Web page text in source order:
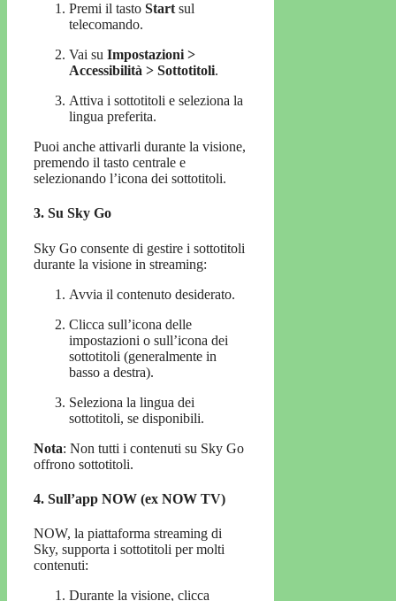
Premi il tasto Start sul
telecomando.
Vai su Impostazioni >
Accessibilità > Sottotitoli.
Attiva i sottotitoli e seleziona la
lingua preferita.
Puoi anche attivarli durante la visione,
premendo il tasto centrale e
selezionando l’icona dei sottotitoli.
3. Su Sky Go
Sky Go consente di gestire i sottotitoli
durante la visione in streaming:
Avvia il contenuto desiderato.
Clicca sull’icona delle
impostazioni o sull’icona dei
sottotitoli (generalmente in
basso a destra).
Seleziona la lingua dei
sottotitoli, se disponibili.
Nota: Non tutti i contenuti su Sky Go
offrono sottotitoli.
4. Sull’app NOW (ex NOW TV)
NOW, la piattaforma streaming di
Sky, supporta i sottotitoli per molti
contenuti:
Durante la visione, clicca